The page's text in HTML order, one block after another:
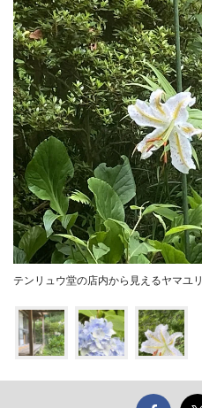
テンリュウ堂の店内から見えるヤマユリ